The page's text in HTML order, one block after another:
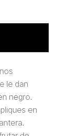
le dan
negro.
en